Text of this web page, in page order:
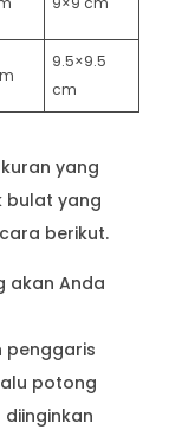
9.5×9.5
cm
yang
bulat yang
berikut.
akan Anda
penggaris
potong